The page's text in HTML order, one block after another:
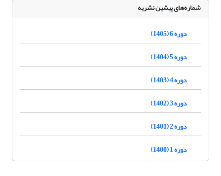
شماره‌های پیشین نشریه
دوره 6 (1405)
دوره 5 (1404)
دوره 4 (1403)
دوره 3 (1402)
دوره 2 (1401)
دوره 1 (1400)